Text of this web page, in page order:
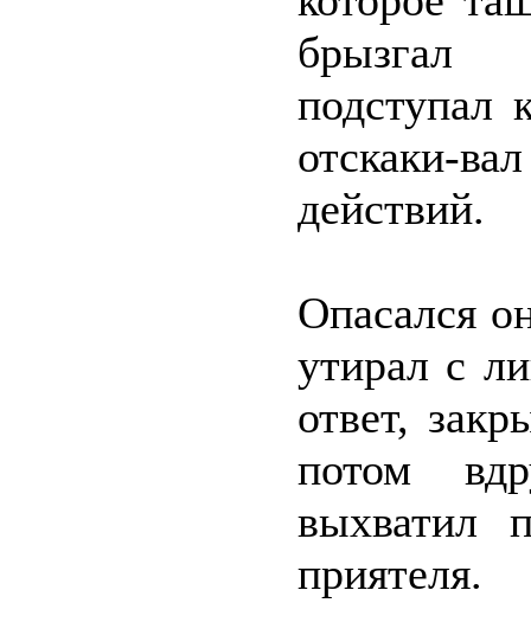
брызгал
подступал
отскаки-
действий.
Опасался
утирал с
ответ,
потом
выхватил
приятеля.